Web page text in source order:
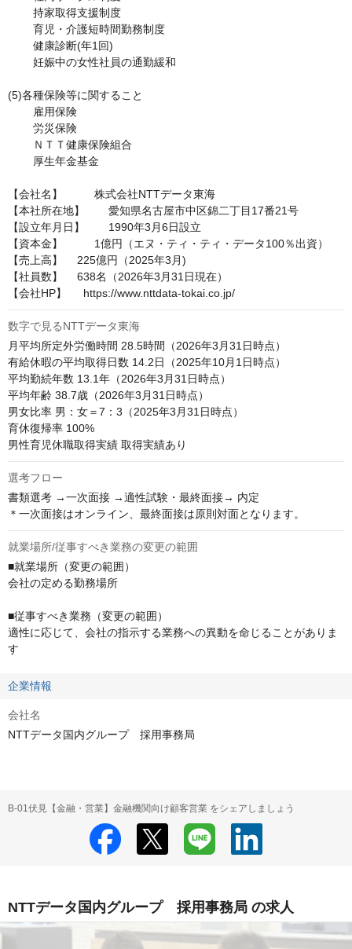
(5)各種保険等に関すること
【会社名】	　株式会社NTTデータ東海
【本社所在地】	愛知県名古屋市中区錦二丁目17番21号
【設立年月日】	1990年3月6日設立
【資本金】	　1億円（エヌ・ティ・ティ・データ100％出資）
【売上高】　 225億円（2025年3月)
【社員数】　 638名（2026年3月31日現在）
【会社HP】	https://www.nttdata-tokai.co.jp/
数字で見るNTTデータ東海
月平均所定外労働時間 28.5時間（2026年3月31日時点）
有給休暇の平均取得日数 14.2日（2025年10月1日時点）
平均勤続年数 13.1年（2026年3月31日時点）
平均年齢 38.7歳（2026年3月31日時点）
男女比率 男：女＝7：3（2025年3月31日時点）
育休復帰率 100%
男性育児休職取得実績 取得実績あり
選考フロー
書類選考 →一次面接 →適性試験・最終面接→ 内定
＊一次面接はオンライン、最終面接は原則対面となります。
就業場所/従事すべき業務の変更の範囲
■就業場所（変更の範囲）
会社の定める勤務場所
■従事すべき業務（変更の範囲）
適性に応じて、会社の指示する業務への異動を命じることがありま
す
企業情報
会社名
NTTデータ国内グループ 採用事務局
B-01伏見【金融・営業】金融機関向け顧客営業 をシェアしましょう
NTTデータ国内グループ 採用事務局 の求人